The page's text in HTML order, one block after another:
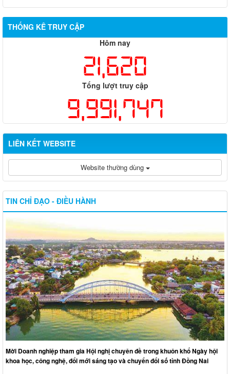
THỐNG KÊ TRUY CẬP
Hôm nay
21,620
Tổng lượt truy cập
9,991,747
LIÊN KẾT WEBSITE
Website thường dùng
TIN CHỈ ĐẠO - ĐIỀU HÀNH
Mời Doanh nghiệp tham gia Hội nghị chuyên đề trong khuôn khổ Ngày hội
khoa học, công nghệ, đổi mới sáng tạo và chuyển đổi số tỉnh Đồng Nai